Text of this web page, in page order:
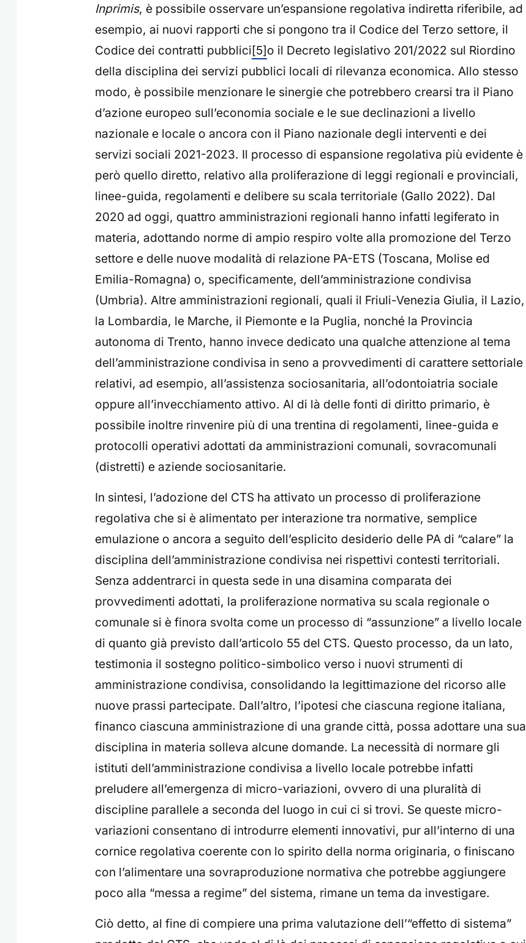
Inprimis, è possibile osservare un’espansione regolativa indiretta riferibile, ad
esempio, ai nuovi rapporti che si pongono tra il Codice del Terzo settore, il
Codice dei contratti pubblici[5]o il Decreto legislativo 201/2022 sul Riordino
della disciplina dei servizi pubblici locali di rilevanza economica. Allo stesso
modo, è possibile menzionare le sinergie che potrebbero crearsi tra il Piano
d’azione europeo sull’economia sociale e le sue declinazioni a livello
nazionale e locale o ancora con il Piano nazionale degli interventi e dei
servizi sociali 2021-2023. Il processo di espansione regolativa più evidente è
però quello diretto, relativo alla proliferazione di leggi regionali e provinciali,
linee-guida, regolamenti e delibere su scala territoriale (Gallo 2022). Dal
2020 ad oggi, quattro amministrazioni regionali hanno infatti legiferato in
materia, adottando norme di ampio respiro volte alla promozione del Terzo
settore e delle nuove modalità di relazione PA-ETS (Toscana, Molise ed
Emilia-Romagna) o, specificamente, dell’amministrazione condivisa
(Umbria). Altre amministrazioni regionali, quali il Friuli-Venezia Giulia, il Lazio,
la Lombardia, le Marche, il Piemonte e la Puglia, nonché la Provincia
autonoma di Trento, hanno invece dedicato una qualche attenzione al tema
dell’amministrazione condivisa in seno a provvedimenti di carattere settoriale
relativi, ad esempio, all’assistenza sociosanitaria, all’odontoiatria sociale
oppure all’invecchiamento attivo. Al di là delle fonti di diritto primario, è
possibile inoltre rinvenire più di una trentina di regolamenti, linee-guida e
protocolli operativi adottati da amministrazioni comunali, sovracomunali
(distretti) e aziende sociosanitarie.
In sintesi, l’adozione del CTS ha attivato un processo di proliferazione
regolativa che si è alimentato per interazione tra normative, semplice
emulazione o ancora a seguito dell’esplicito desiderio delle PA di “calare” la
disciplina dell’amministrazione condivisa nei rispettivi contesti territoriali.
Senza addentrarci in questa sede in una disamina comparata dei
provvedimenti adottati, la proliferazione normativa su scala regionale o
comunale si è finora svolta come un processo di “assunzione” a livello locale
di quanto già previsto dall’articolo 55 del CTS. Questo processo, da un lato,
testimonia il sostegno politico-simbolico verso i nuovi strumenti di
amministrazione condivisa, consolidando la legittimazione del ricorso alle
nuove prassi partecipate. Dall’altro, l’ipotesi che ciascuna regione italiana,
financo ciascuna amministrazione di una grande città, possa adottare una sua
disciplina in materia solleva alcune domande. La necessità di normare gli
istituti dell’amministrazione condivisa a livello locale potrebbe infatti
preludere all’emergenza di micro-variazioni, ovvero di una pluralità di
discipline parallele a seconda del luogo in cui ci si trovi. Se queste micro-
variazioni consentano di introdurre elementi innovativi, pur all’interno di una
cornice regolativa coerente con lo spirito della norma originaria, o finiscano
con l’alimentare una sovraproduzione normativa che potrebbe aggiungere
poco alla “messa a regime” del sistema, rimane un tema da investigare.
Ciò detto, al fine di compiere una prima valutazione dell’“effetto di sistema”